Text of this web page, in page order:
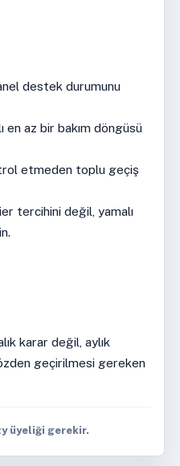
destek durumunu
en az bir bakım döngüsü
etmeden toplu geçiş
tercihini değil, yamalı
karar değil, aylık
geçirilmesi gereken
üyeliği gerekir.